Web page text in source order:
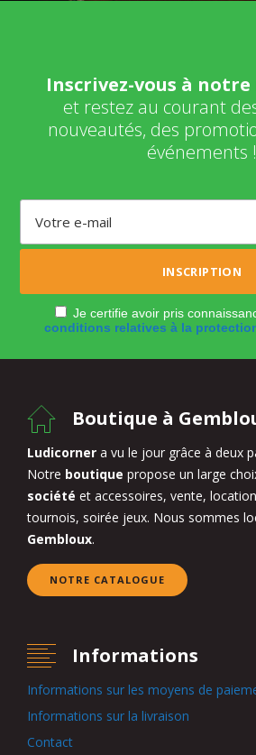
Inscrivez-vous à
et restez au courant
nouveautés, des
événements !
Je certifie avoir pris
conditions relatives à la
Boutique à
Ludicorner a vu le jour grâce à deux
Notre boutique propose un large
société et accessoires, vente,
tournois, soirée jeux. Nous sommes
Gembloux.
NOTRE CATALOGUE
Informations
Informations sur les moyens de
Informations sur la livraison
Contact